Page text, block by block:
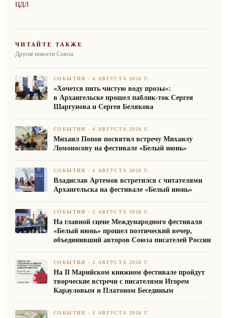
ЦДЛ
ЧИТАЙТЕ ТАКЖЕ
Другие новости Союза
СОБЫТИЯ ·4 АВГУСТА 2026 Г.
«Хочется пить чистую воду прозы»:
в Архангельске прошел паблик-ток Сергея
Шаргунова и Сергея Белякова
СОБЫТИЯ ·4 АВГУСТА 2026 Г.
Михаил Попов посвятил встречу Михаилу
Ломоносову на фестивале «Белый июнь»
СОБЫТИЯ ·4 АВГУСТА 2026 Г.
Владислав Артемов встретился с читателями
Архангельска на фестивале «Белый июнь»
СОБЫТИЯ ·2 АВГУСТА 2026 Г.
На главной сцене Международного фестиваля
«Белый июнь» прошел поэтический вечер,
объединивший авторов Союза писателей России
СОБЫТИЯ ·2 АВГУСТА 2026 Г.
На II Марийском книжном фестивале пройдут
творческие встречи с писателями Игорем
Карауловым и Платоном Бесединым
СОБЫТИЯ ·2 АВГУСТА 2026 Г.